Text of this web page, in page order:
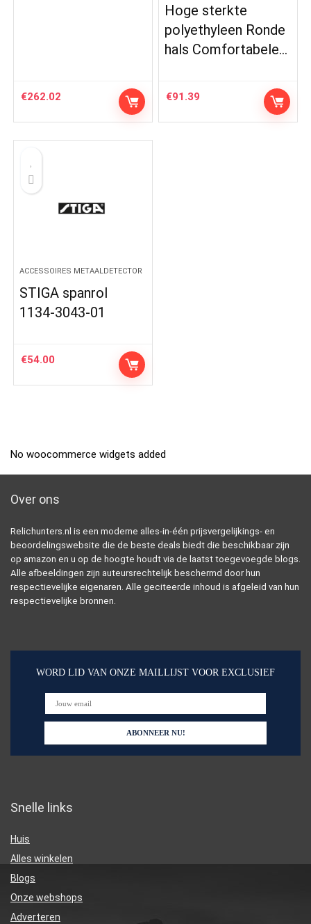
€262.02
Hoge sterkte
polyethyleen Ronde
hals Comfortabele…
€91.39
ACCESSOIRES METAALDETECTOR
STIGA spanrol
1134-3043-01
€54.00
No woocommerce widgets added
Over ons
Relichunters.nl is een moderne alles-in-één prijsvergelijkings- en
beoordelingswebsite die de beste deals biedt die beschikbaar zijn
op amazon en u op de hoogte houdt via de laatst toegevoegde blogs.
Alle afbeeldingen zijn auteursrechtelijk beschermd door hun
respectievelijke eigenaren. Alle geciteerde inhoud is afgeleid van hun
respectievelijke bronnen.
WORD LID VAN ONZE MAILLIJST VOOR EXCLUSIEF
Snelle links
Huis
Alles winkelen
Blogs
Onze webshops
Adverteren